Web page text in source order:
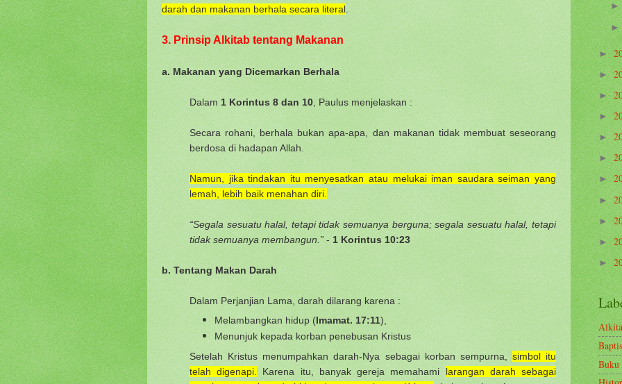
darah dan makanan berhala secara literal
3. Prinsip Alkitab tentang Makanan
a. Makanan yang Dicemarkan Berhala
Dalam 1 Korintus 8 dan 10 , Paulus menjelaskan :
Secara rohani, berhala bukan apa-apa, dan makanan tidak membuat seseorang
berdosa di hadapan Allah.
Namun, jika tindakan itu menyesatkan atau melukai iman saudara seiman yang
lemah, lebih baik menahan diri.
“Segala sesuatu halal, tetapi tidak semuanya berguna; segala sesuatu halal, tetapi
tidak semuanya membangun.” - 1 Korintus 10:23
b. Tentang Makan Darah
Dalam Perjanjian Lama, darah dilarang karena :
Melambangkan hidup (Imamat. 17:11),
Menunjuk kepada korban penebusan Kristus
Setelah Kristus menumpahkan darah-Nya sebagai korban sempurna, simbol itu
telah digenapi.
Karena itu, banyak gereja memahami larangan darah sebagai
►
►
►
►
►
►
►
►
►
►
►
Baptis
Buku